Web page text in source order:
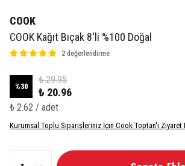
COOK
COOK Kağıt Bıçak 8'li %100 Doğal
2 değerlendirme
%30
₺ 29.95
₺ 20.96
₺ 2.62 / adet
Kurumsal Toplu Siparişleriniz İçin Cook Toptan'ı Ziyaret